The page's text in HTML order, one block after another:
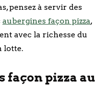
pensez à servir des
aubergines façon pizza,
avec la richesse du
lotte.
façon pizza au